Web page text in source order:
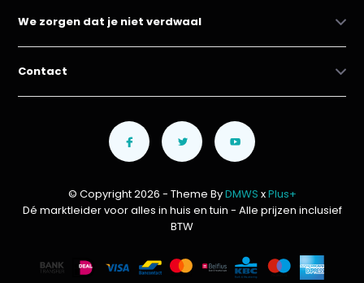
We zorgen dat je niet verdwaal
Contact
© Copyright 2026 - Theme ByDMWS xPlus+
Dé marktleider voor alles in huis en tuin - Alle prijzen inclusief
BTW